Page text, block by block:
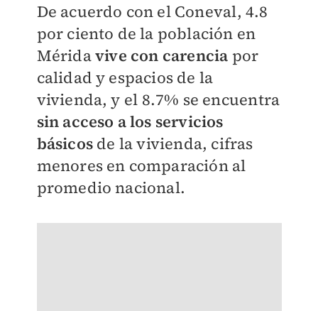
De acuerdo con el Coneval, 4.8
por ciento de la población en
Méridavive con carencia por
calidad y espacios de la
vivienda, y ⁠el 8.7% se encuentra
sin acceso a los servicios
básicosde la vivienda, cifras
menores en comparación al
promedio nacional.